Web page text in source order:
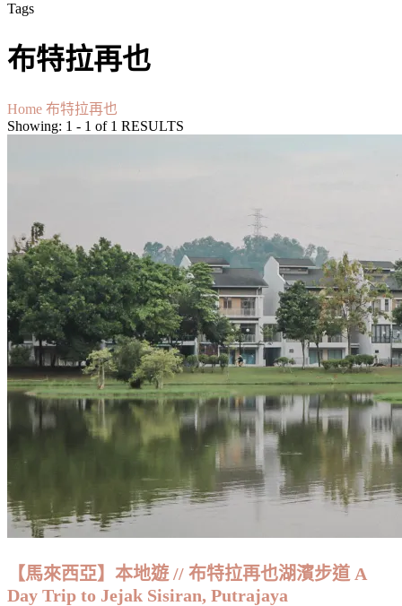
Tags
布特拉再也
Home 布特拉再也
Showing: 1 - 1 of 1 RESULTS
【馬來西亞】本地遊 // 布特拉再也湖濱步道 A
Day Trip to Jejak Sisiran, Putrajaya